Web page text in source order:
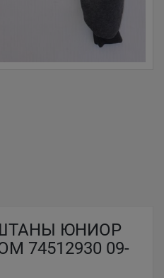
ЮНИОР
74512930 09-